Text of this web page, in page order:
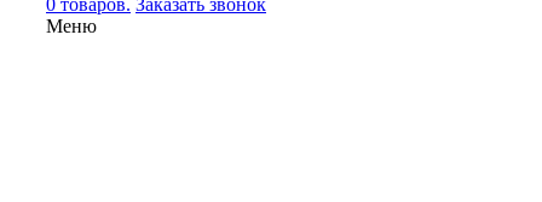
0 товаров. Заказать звонок
Меню